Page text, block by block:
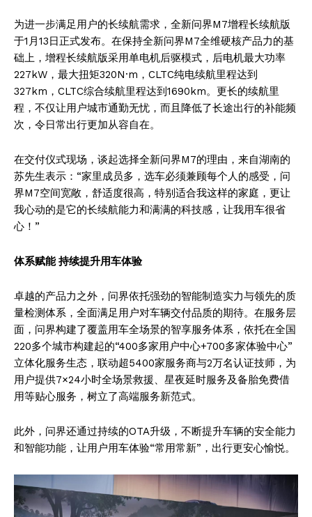
为进一步满足用户的长续航需求，全新问界M7增程长续航版
于1月13日正式发布。在保持全新问界M7全维硬核产品力的基
础上，增程长续航版采用单电机后驱模式，后电机最大功率
227kW，最大扭矩320N·m，CLTC纯电续航里程达到
327km，CLTC综合续航里程达到1690km。更长的续航里
程，不仅让用户城市通勤无忧，而且降低了长途出行的补能频
次，令日常出行更加从容自在。
在交付仪式现场，谈起选择全新问界M7的理由，来自湖南的
苏先生表示：“家里成员多，选车必须兼顾每个人的感受，问
界M7空间宽敞，舒适度很高，特别适合我这样的家庭，更让
我心动的是它的长续航能力和满满的科技感，让我用车很省
心！”
体系赋能 持续提升用车体验
卓越的产品力之外，问界依托强劲的智能制造实力与领先的质
量检测体系，全面满足用户对车辆交付品质的期待。在服务层
面，问界构建了覆盖用车全场景的智享服务体系，依托在全国
220多个城市构建起的“400多家用户中心+700多家体验中心”
立体化服务生态，联动超5400家服务商与2万名认证技师，为
用户提供7×24小时全场景救援、星夜延时服务及备胎免费借
用等贴心服务，树立了高端服务新范式。
此外，问界还通过持续的OTA升级，不断提升车辆的安全能力
和智能功能，让用户用车体验“常用常新”，出行更安心愉悦。